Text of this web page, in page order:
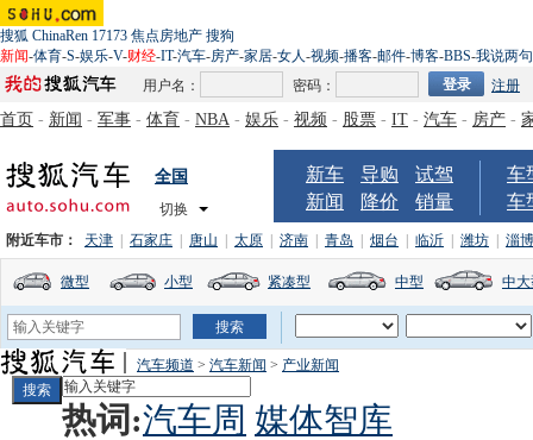
搜狐 ChinaRen 17173 焦点房地产 搜狗
新闻-体育-S-娱乐-V-财经-IT-汽车-房产-家居-女人-视频-播客-邮件-博客-BBS-我说两句
用户名：
密码： 注册
首页 - 新闻 - 军事 - 体育 - NBA - 娱乐 - 视频 - 股票 - IT - 汽车 - 房产 -
全国
切换
新车 导购
试驾
新闻
降价 销量
车
车
附近车市： 天津 石家庄 唐山 太原 济南 青岛 烟台 临沂 潍坊 淄博
微型 小型 紧凑型 中型 中
汽车频道 > 汽车新闻 > 产业新闻
热词:汽车周 媒体智库